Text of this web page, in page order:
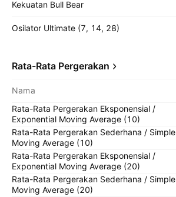
Kekuatan Bull Bear
Osilator Ultimate (7, 14, 28)
Rata-Rata Pergerakan
Nama
Rata-Rata Pergerakan Eksponensial /
Exponential Moving Average (10)
Rata-Rata Pergerakan Sederhana / Simple
Moving Average (10)
Rata-Rata Pergerakan Eksponensial /
Exponential Moving Average (20)
Rata-Rata Pergerakan Sederhana / Simple
Moving Average (20)